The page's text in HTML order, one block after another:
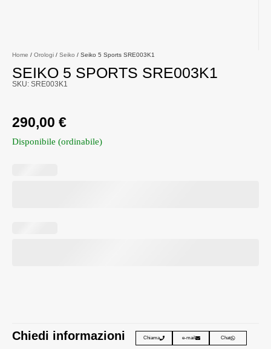
Home / Orologi / Seiko / Seiko 5 Sports SRE003K1
SEIKO 5 SPORTS SRE003K1
SKU: SRE003K1
290,00 €
Disponibile (ordinabile)
Chiedi informazioni Chiama e-mail Chat